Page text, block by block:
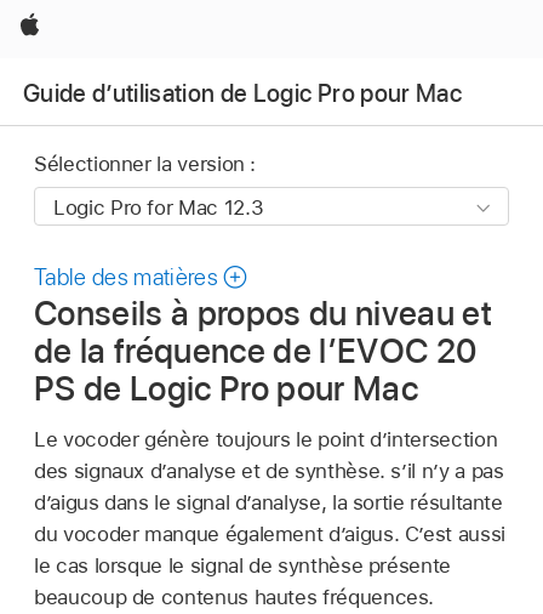
Apple
Guide d’utilisation de Logic Pro pour Mac
Sélectionner la version :
Table des matières
Conseils à propos du niveau et
de la fréquence de l’EVOC 20
PS de Logic Pro pour Mac
Le vocoder génère toujours le point d’intersection
des signaux d’analyse et de synthèse. s’il n’y a pas
d’aigus dans le signal d’analyse, la sortie résultante
du vocoder manque également d’aigus. C’est aussi
le cas lorsque le signal de synthèse présente
beaucoup de contenus hautes fréquences.